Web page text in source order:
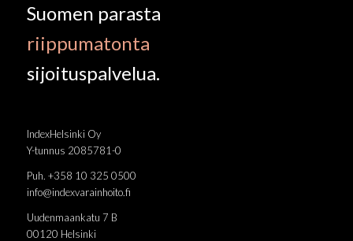
Suomen parasta
riippumatonta
sijoituspalvelua.
IndexHelsinki Oy
Y-tunnus 2085781-0
Puh. +358 10 325 0500
info@indexvarainhoito.fi
Uudenmaankatu 7 B
00120 Helsinki